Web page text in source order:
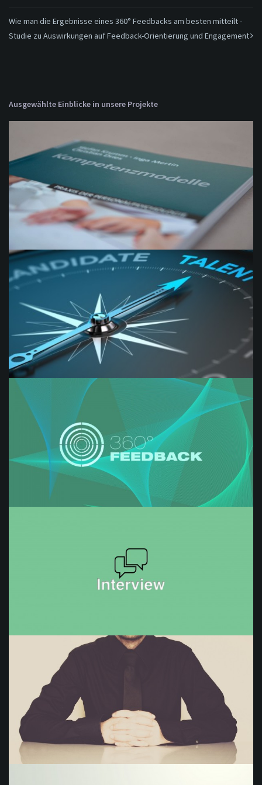
Wie man die Ergebnisse eines 360° Feedbacks am besten mitteilt -
Studie zu Auswirkungen auf Feedback-Orientierung und Engagement
Ausgewählte Einblicke in unsere Projekte